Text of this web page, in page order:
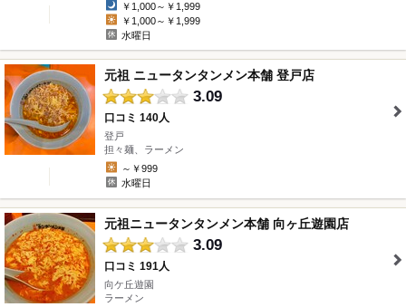
￥1,000～￥1,999
￥1,000～￥1,999
水曜日
元祖 ニュータンタンメン本舗 登戸店
3.09
口コミ 140人
登戸
担々麺、ラーメン
～￥999
水曜日
" />
元祖ニュータンタンメン本舗 向ヶ丘遊園店
3.09
口コミ 191人
向ケ丘遊園
ラーメン
" />